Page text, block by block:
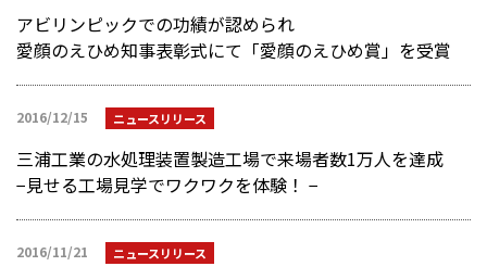
アビリンピックでの功績が認められ
愛顔のえひめ知事表彰式にて「愛顔のえひめ賞」を受賞
2016/12/15 ニュースリリース
三浦工業の水処理装置製造工場で来場者数1万人を達成
−見せる工場見学でワクワクを体験！ −
2016/11/21 ニュースリリース